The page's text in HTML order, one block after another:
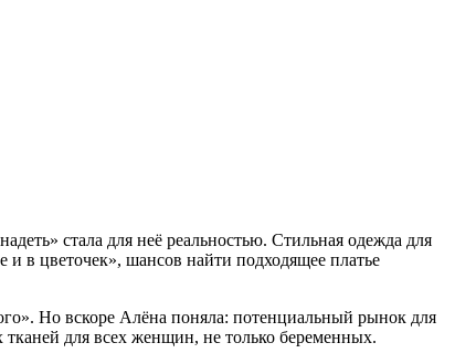
стала для неё реальностью. Стильная одежда для
и в цветочек», шансов найти подходящее платье
Но вскоре Алёна поняла: потенциальный рынок для
для всех женщин, не только беременных.